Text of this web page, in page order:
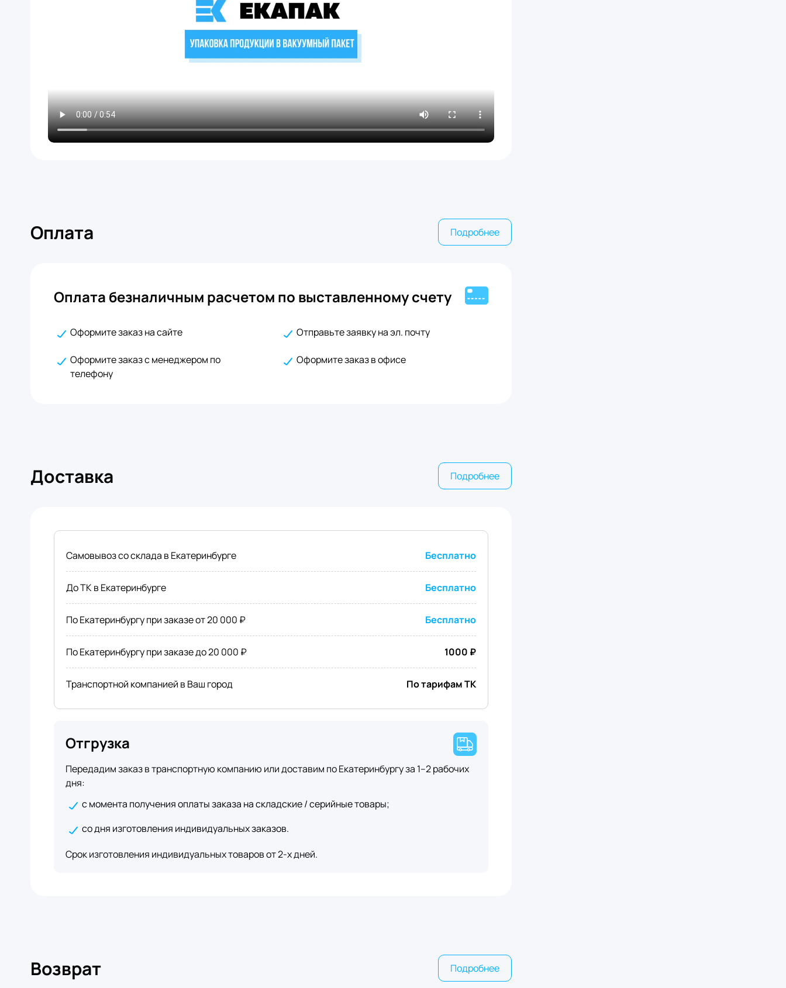
Оплата Подробнее
Оплата безналичным расчетом по выставленному счету
Оформите заказ на сайте Отправьте заявку на эл. почту
Оформите заказ с менеджером по
телефону
Оформите заказ в офисе
Доставка Подробнее
Самовывоз со склада в Екатеринбурге Бесплатно
До ТК в Екатеринбурге Бесплатно
По Екатеринбургу при заказе от 20 000 ₽ Бесплатно
По Екатеринбургу при заказе до 20 000 ₽ 1000 ₽
Транспортной компанией в Ваш город По тарифам ТК
Отгрузка
Передадим заказ в транспортную компанию или доставим по Екатеринбургу за 1–2 рабочих
дня:
с момента получения оплаты заказа на складские / серийные товары;
со дня изготовления индивидуальных заказов.
Срок изготовления индивидуальных товаров от 2-х дней.
Возврат Подробнее